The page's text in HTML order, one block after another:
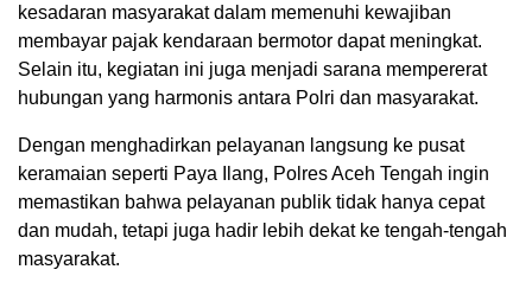
kesadaran masyarakat dalam memenuhi kewajiban
membayar pajak kendaraan bermotor dapat meningkat.
Selain itu, kegiatan ini juga menjadi sarana mempererat
hubungan yang harmonis antara Polri dan masyarakat.
Dengan menghadirkan pelayanan langsung ke pusat
keramaian seperti Paya Ilang, Polres Aceh Tengah ingin
memastikan bahwa pelayanan publik tidak hanya cepat
dan mudah, tetapi juga hadir lebih dekat ke tengah-tengah
masyarakat.